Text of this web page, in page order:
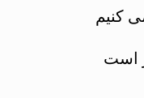
کنیم
ﺍﺳﺖ